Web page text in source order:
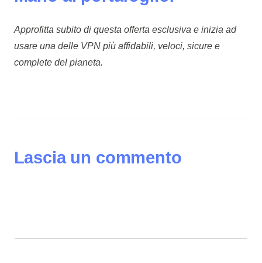
Approfitta subito di questa offerta esclusiva e inizia ad
usare una delle VPN più affidabili, veloci, sicure e
complete del pianeta.
Lascia un commento